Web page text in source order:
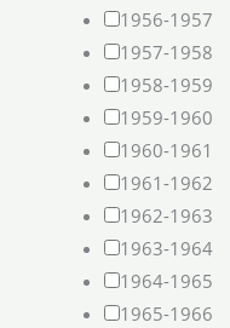
1956-1957
1957-1958
1958-1959
1959-1960
1960-1961
1961-1962
1962-1963
1963-1964
1964-1965
1965-1966